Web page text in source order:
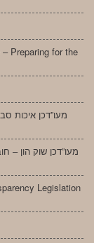
Preparing for the
מעו”דכן איכות
מעו”דכן שוק הון –
Legislation